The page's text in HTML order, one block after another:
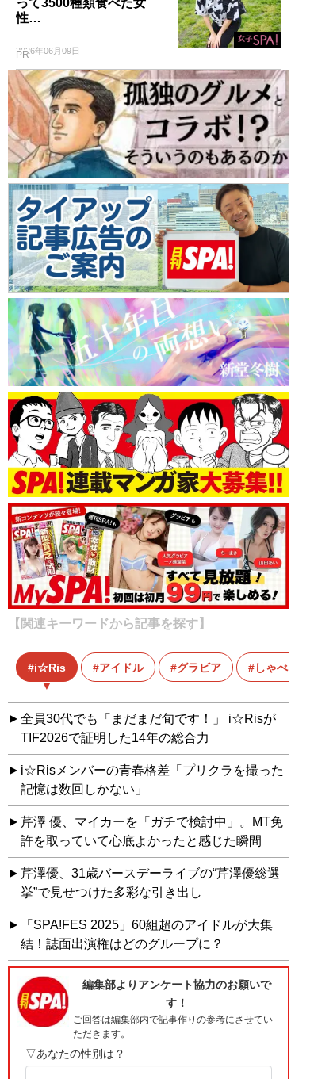
って3500種類食べた女
性…
2026年06月09日
PR
【関連キーワードから記事を探す】
i☆Ris アイドル グラビア しゃべるグ
全員30代でも「まだまだ旬です！」 i☆Risが
TIF2026で証明した14年の総合力
i☆Risメンバーの青春格差「プリクラを撮った
記憶は数回しかない」
芹澤 優、マイカーを「ガチで検討中」。MT免
許を取っていて心底よかったと感じた瞬間
芹澤優、31歳バースデーライブの“芹澤優総選
挙”で見せつけた多彩な引き出し
「SPA!FES 2025」60組超のアイドルが大集
結！誌面出演権はどのグループに？